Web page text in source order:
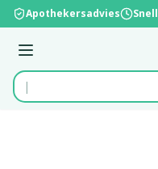
Ga naar de inhoud
Apothekersadvies
Menu
Product, merk,